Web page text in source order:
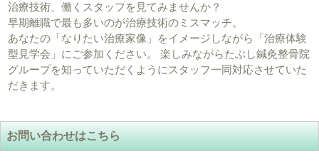
治療技術、働くスタッフを見てみませんか？
早期離職で最も多いのが治療技術のミスマッチ。
あなたの「なりたい治療家像」をイメージしながら「治療体験
型見学会」にご参加ください。 楽しみながらたぶし鍼灸整骨院
グループを知っていただくようにスタッフ一同対応させていた
だきます。
お問い合わせはこちら